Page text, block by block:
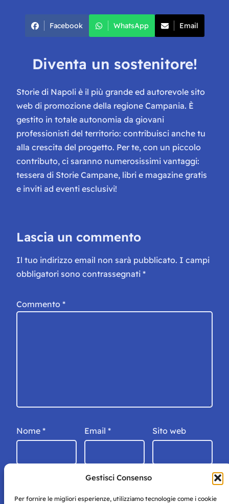
Gestisci Consenso
Per fornire le migliori esperienze, utilizziamo tecnologie come i cookie
Facebook WhatsApp Email
Diventa un sostenitore!
Storie di Napoli è il più grande ed autorevole sito
web di promozione della regione Campania. È
gestito in totale autonomia da giovani
professionisti del territorio: contribuisci anche tu
alla crescita del progetto. Per te, con un piccolo
contributo, ci saranno numerosissimi vantaggi:
tessera di Storie Campane, libri e magazine gratis
e inviti ad eventi esclusivi!
Lascia un commento
Il tuo indirizzo email non sarà pubblicato. I campi
obbligatori sono contrassegnati *
Commento *
Nome * Email * Sito web